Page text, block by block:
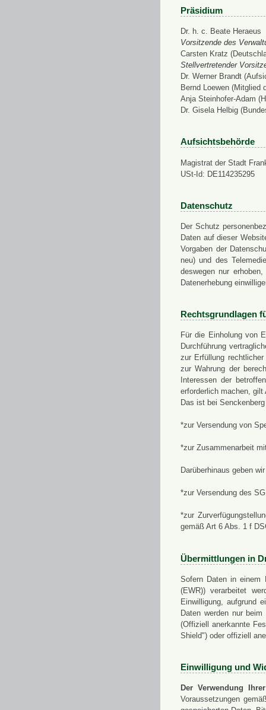
Präsidium
Dr. h. c. Beate Heraeus
Vorsitzende des
Carsten Kratz
Stellvertretender
Dr. Werner Brandt
Bernd Loewen (Mitglied
Anja Steinhofer-Adam
Dr. Gisela Helbig
Aufsichtsbehörde
Magistrat der Stadt
USt-Id: DE114235295
Datenschutz
Der Schutz
Daten auf dieser
Vorgaben der
neu) und des
deswegen nur
Datenerhebung
Rechtsgrundlagen
Für die Einholung von
Durchführung
zur Erfüllung
zur Wahrung der
Interessen der
erforderlich machen,
Das ist bei
*zur Versendung von
*zur Zusammenarbeit
Darüberhinaus geben
*zur Versendung des
*zur
gemäß Art 6 Abs. 1 f
Übermittlungen in
Sofern Daten in einem
(EWR)) verarbeitet
Einwilligung, aufgrund
Daten werden nur
(Offiziell anerkannte
Shield") oder offiziell
Einwilligung und
Der Verwendung
Voraussetzungen